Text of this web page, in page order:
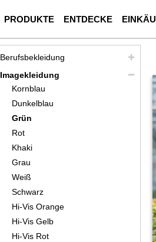
PRODUKTE ENTDECKE
Berufsbekleidung
Imagekleidung
Kornblau
Dunkelblau
Grün
Rot
Khaki
Grau
Weiß
Schwarz
Hi-Vis Orange
Hi-Vis Gelb
Hi-Vis Rot